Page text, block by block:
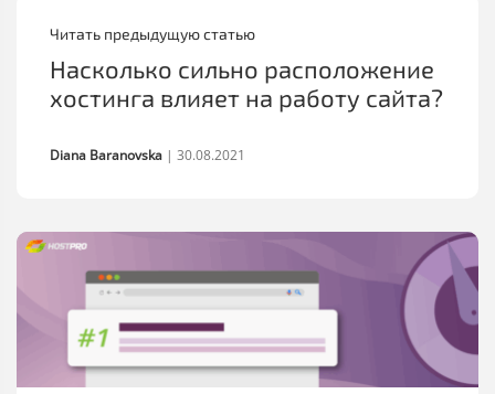
Читать предыдущую статью
Насколько сильно расположение
хостинга влияет на работу сайта?
Diana Baranovska | 30.08.2021